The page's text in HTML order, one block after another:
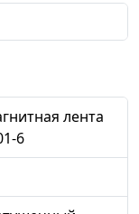
лента
6